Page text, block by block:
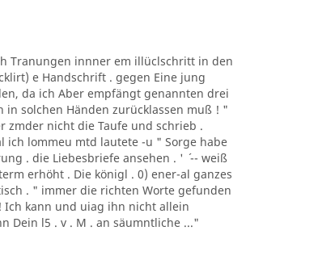
Tranungen innner em illüclschritt in den
e Handschrift . gegen Eine jung
da ich Aber empfängt genannten drei
solchen Händen zurücklassen muß ! "
zmder nicht die Taufe und schrieb .
ich lommeu mtd lautete -u " Sorge habe
. die Liebesbriefe ansehen . ' ´ -- weiß
erhöht . Die königl . 0) ener-al ganzes
. " immer die richten Worte gefunden
kann und uiag ihn nicht allein
Dein l5 . v . M . an säumntliche ..."